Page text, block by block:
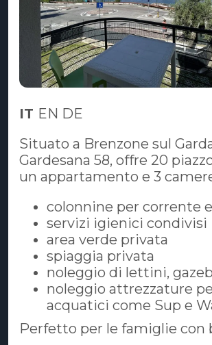
IT EN DE
Situato a Brenzone sul
Gardesana 58, offre 20
un appartamento e 3
colonnine per corrente
servizi igienici condivisi
area verde privata
spiaggia privata
noleggio di lettini,
noleggio attrezzature
acquatici come Sup e
Perfetto per le famiglie con